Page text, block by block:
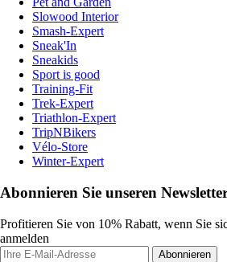
Slowood Interior
Smash-Expert
Sneak'In
Sneakids
Sport is good
Training-Fit
Trek-Expert
Triathlon-Expert
TripNBikers
Vélo-Store
Winter-Expert
Abonnieren Sie unseren
Profitieren Sie von 10% Rabatt, wenn Sie
anmelden
Abonnieren